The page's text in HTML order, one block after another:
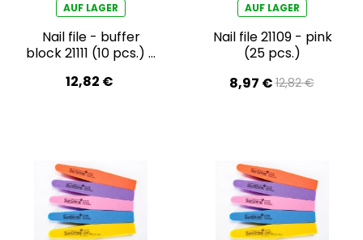
AUF LAGER
Nail file - buffer
block 21111 (10 pcs.) -
12,82 €
AUF LAGER
Nail file 21109 - pink
(25 pcs.)
8,97 €12,82 €